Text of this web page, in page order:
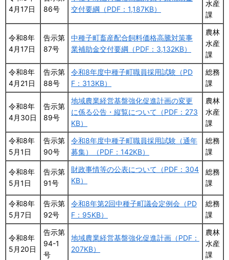
4月17日
86号
交付要綱（PDF：1,187KB）
水産
課
令和8年
4月17日
告示第
87号
中種子町畜産配合飼料価格高騰対策事
業補助金交付要綱（PDF：3,132KB）
農林
水産
課
令和8年
4月21日
告示第
88号
令和8年度中種子町職員採用試験（PD
F：313KB）
総務
課
令和8年
4月30日
告示第
89号
地域農業経営基盤強化促進計画の変更
に係る公告・縦覧について（PDF：273
KB）
農林
水産
課
令和8年
5月1日
告示第
90号
令和8年度中種子町職員採用試験（通年
募集）（PDF：142KB）
総務
課
令和8年
5月1日
告示第
91号
財政事情等の公表について（PDF：304
KB）
総務
課
令和8年
5月7日
告示第
92号
令和8年第2回中種子町議会定例会（PD
F：95KB）
総務
課
令和8年
5月20日
告示第
94-1
号
地域農業経営基盤強化促進計画（PDF：
207KB）
農林
水産
課